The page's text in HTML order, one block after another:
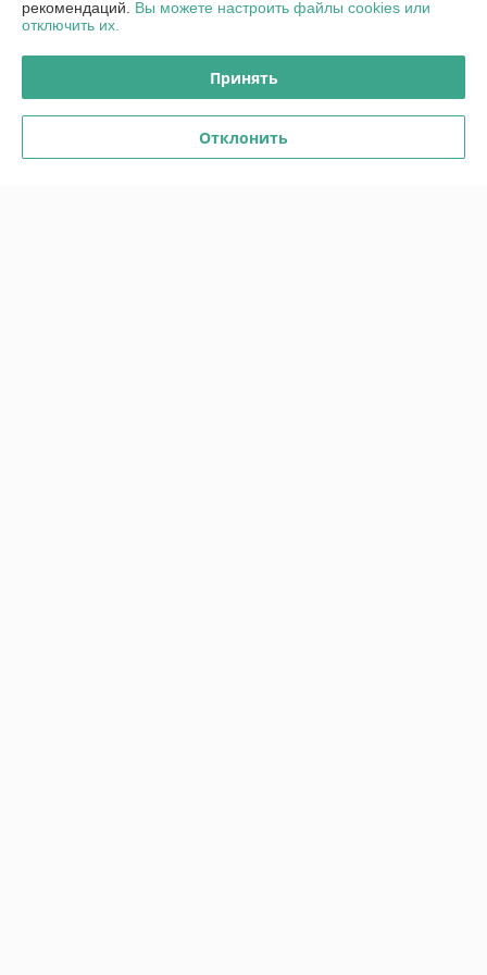
Отзывы о магазине
1 отзыва за всё время
рекомендаций. Вы можете настроить файлы cookies или
отключить их.
Принять
Отклонить